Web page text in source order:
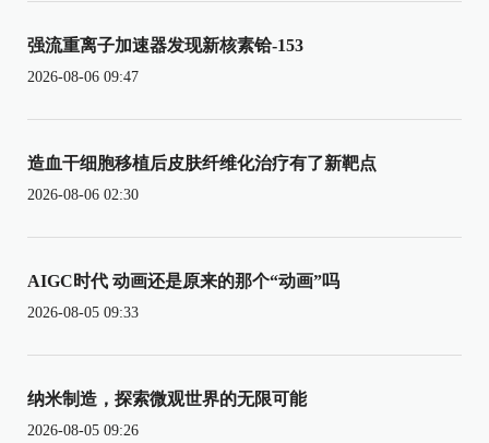
强流重离子加速器发现新核素铪-153
2026-08-06 09:47
造血干细胞移植后皮肤纤维化治疗有了新靶点
2026-08-06 02:30
AIGC时代 动画还是原来的那个“动画”吗
2026-08-05 09:33
纳米制造，探索微观世界的无限可能
2026-08-05 09:26